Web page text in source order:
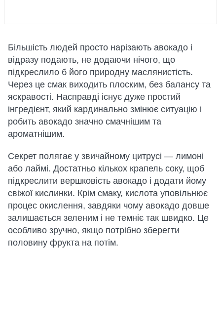
Більшість людей просто нарізають авокадо і
відразу подають, не додаючи нічого, що
підкреслило б його природну маслянистість.
Через це смак виходить плоским, без балансу та
яскравості. Насправді існує дуже простий
інгредієнт, який кардинально змінює ситуацію і
робить авокадо значно смачнішим та
ароматнішим.
Секрет полягає у звичайному цитрусі — лимоні
або лаймі. Достатньо кількох крапель соку, щоб
підкреслити вершковість авокадо і додати йому
свіжої кислинки. Крім смаку, кислота уповільнює
процес окислення, завдяки чому авокадо довше
залишається зеленим і не темніє так швидко. Це
особливо зручно, якщо потрібно зберегти
половину фрукта на потім.